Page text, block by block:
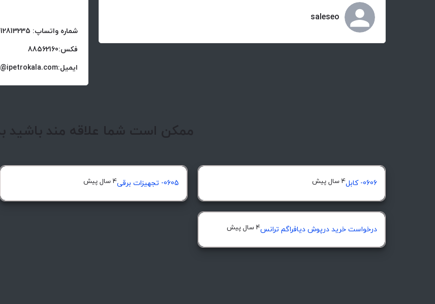
شماره واتساپ: 09012813235
فکس:88562160
ایمیل:info@ipetrokala.com
saleseo
ممکن است شما علاقه مند باشید به
0606- کابل 4 سال پیش 0605- تجهیزات برقی 4 سال پیش
درخواست خرید درپوش ديافراگم ترانس4 سال پیش